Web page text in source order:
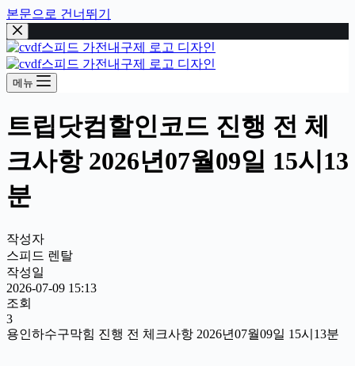
본문으로 건너뛰기
메뉴
트립닷컴할인코드 진행 전 체
크사항 2026년07월09일 15시13
분
작성자
스피드 렌탈
작성일
2026-07-09 15:13
조회
3
용인하수구막힘 진행 전 체크사항 2026년07월09일 15시13분